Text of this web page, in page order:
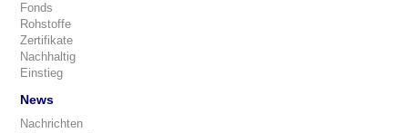
Fonds
Rohstoffe
Zertifikate
Nachhaltig
Einstieg
News
Nachrichten